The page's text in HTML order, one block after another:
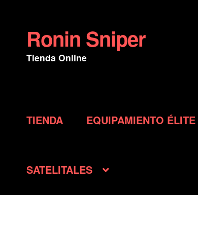
Ir
a
la
Ir
al
contenido
Ronin Sniper
Tienda Online
TIENDA EQUIPAMIENTO ÉLITE
SATELITALES